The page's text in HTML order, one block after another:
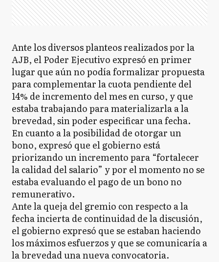
Ante los diversos planteos realizados por la
AJB, el Poder Ejecutivo expresó en primer
lugar que aún no podía formalizar propuesta
para complementar la cuota pendiente del
14% de incremento del mes en curso, y que
estaba trabajando para materializarla a la
brevedad, sin poder especificar una fecha.
En cuanto a la posibilidad de otorgar un
bono, expresó que el gobierno está
priorizando un incremento para “fortalecer
la calidad del salario” y por el momento no se
estaba evaluando el pago de un bono no
remunerativo.
Ante la queja del gremio con respecto a la
fecha incierta de continuidad de la discusión,
el gobierno expresó que se estaban haciendo
los máximos esfuerzos y que se comunicaría a
la brevedad una nueva convocatoria.